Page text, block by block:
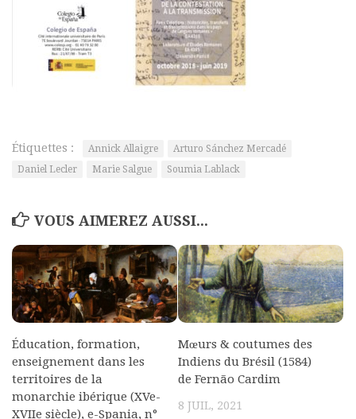
Étiquettes : Annick Allaigre
Arturo Sánchez Mercadé
Daniel Lecler
Marie Salgue Soumia Lablack
VOUS AIMEREZ AUSSI...
Éducation, formation,
enseignement dans les
territoires de la
monarchie ibérique (XVe-
XVIIe siècle), e-Spania, n°
Mœurs & coutumes des
Indiens du Brésil (1584)
de Fernão Cardim
8 JUIL, 2021